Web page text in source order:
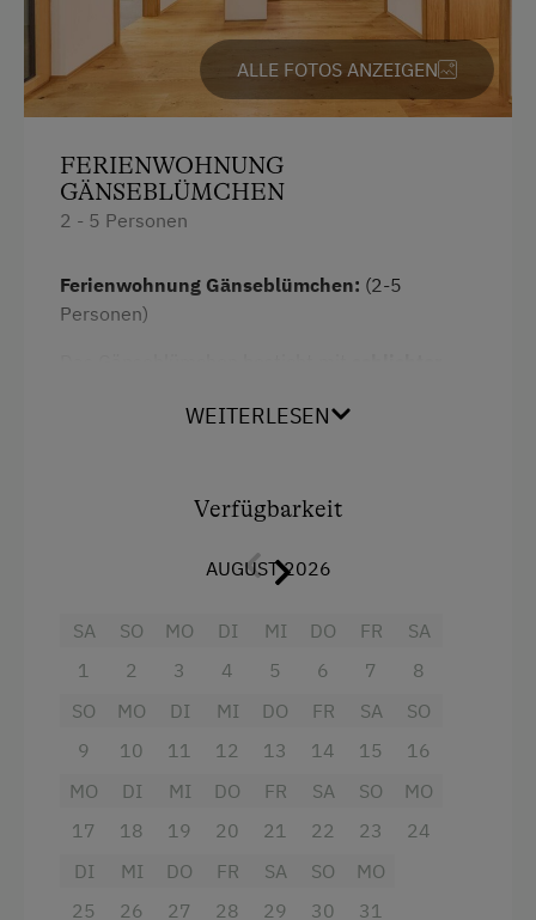
Sennerei
Skibusnähe
Skifahren
Skilift
Wandern
Zusätzliche Ausstattungsmerkmale
Sanfter Winter
Langlaufen
Schneeschuhwandern
Kulinarik / Genuss
Kulinarik zum Miterleben / In der Hofküche
Urlaub für Familien
Familienfreundliche Unterkünfte
ALLE FOTOS ANZEIGEN
FERIENWOHNUNG
GÄNSEBLÜMCHEN
2 - 5 Personen
Ferienwohnung Gänseblümchen: (2-5
Personen)
Ferienwohnung. Massive Decken aus Holz vom
erholsamen Urlaub.
Die Wohnung besteht aus:
Essbereich
2 Schlafzimmer
Bad und WC
Ausstattung
WEITERLESEN
Verfügbarkeit
AUGUST 2026
SA
1
SO
2
MO
3
DI
4
MI
5
DO
6
FR
7
SA
8
SO
9
MO
10
DI
11
MI
12
DO
13
FR
14
SA
15
SO
16
MO
17
DI
18
MI
19
DO
20
FR
21
SA
22
SO
23
MO
24
DI
25
MI
26
DO
27
FR
28
SA
29
SO
30
MO
31